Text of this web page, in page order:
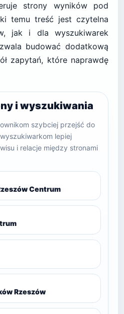
strony wyników pod
temu treść jest czytelna
jak i dla wyszukiwarek
budować dodatkową
zapytań, które naprawdę
i wyszukiwania
szybciej przejść do
lepiej
i relacje między stronami
Centrum
Rzeszów